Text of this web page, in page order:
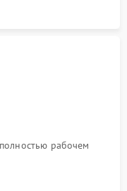
рабочем